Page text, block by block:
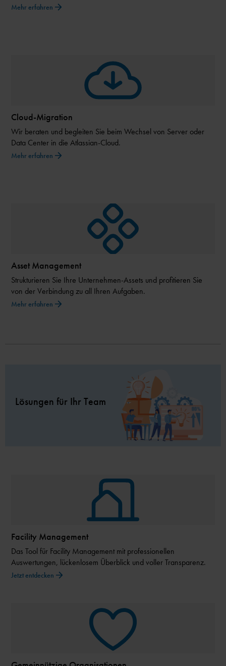
Mehr erfahren
Cloud-Migration
Wir beraten und begleiten Sie beim Wechsel von Server oder
Data Center in die Atlassian-Cloud.
Mehr erfahren
Asset Management
Strukturieren Sie Ihre Unternehmen-Assets und profitieren Sie
von der Verbindung zu all Ihren Aufgaben.
Mehr erfahren
Lösungen für Ihr Team
Facility Management
Das Tool für Facility Management mit professionellen
Auswertungen, lückenlosem Überblick und voller Transparenz.
Jetzt entdecken